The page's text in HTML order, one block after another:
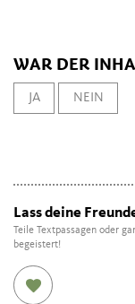
WAR DER
JA NEIN
Lass deine
Teile Textpassagen oder
begeistert!